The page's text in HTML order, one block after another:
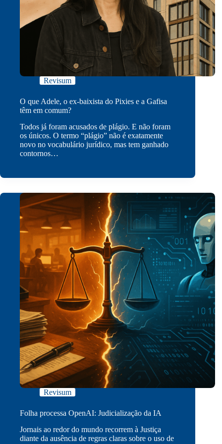
Revisum
O que Adele, o ex-baixista do Pixies e a Gafisa
têm em comum?
Todos já foram acusados de plágio. E não foram
os únicos. O termo “plágio” não é exatamente
novo no vocabulário jurídico, mas tem ganhado
contornos…
Revisum
Folha processa OpenAI: Judicialização da IA
Jornais ao redor do mundo recorrem à Justiça
diante da ausência de regras claras sobre o uso de